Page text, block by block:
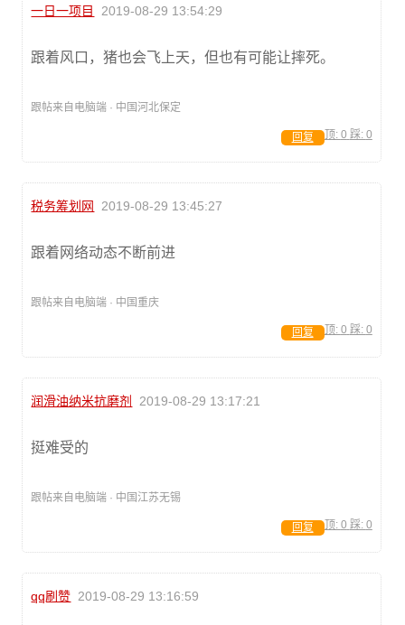
一日一项目 2019-08-29 13:54:29
跟着风口，猪也会飞上天，但也有可能让摔死。
跟帖来自电脑端 · 中国河北保定
顶: 0 踩: 0
回复
税务筹划网 2019-08-29 13:45:27
跟着网络动态不断前进
跟帖来自电脑端 · 中国重庆
顶: 0 踩: 0
回复
润滑油纳米抗磨剂 2019-08-29 13:17:21
挺难受的
跟帖来自电脑端 · 中国江苏无锡
顶: 0 踩: 0
回复
qq刷赞 2019-08-29 13:16:59